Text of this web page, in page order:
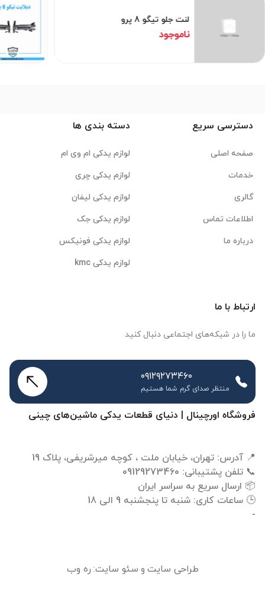
لنت جلو تیگو 8 پرو
ناموجود
فروشگاه اورچینال | دنیای قطعات یدکی ماشین‌های چینی
-
دسترسی سریع
صفحه اصلی
خدمات
گالری
اطلاعات تماس
درباره ما
دسته بندی ها
لوازم یدکی ام وی ام
لوازم یدکی چری
لوازم یدکی لیفان
لوازم یدکی جک
لوازم یدکی فونیکس
لوازم یدکی kmc
ارتباط با ما
ما را در شبکه‌های اجتماعی دنبال کنید
۰۹۱۲۹۲۷۳۴۶۰
منتظر صدای گرم شما هستیم
طراحی سایت و سئو سایت: ره وب